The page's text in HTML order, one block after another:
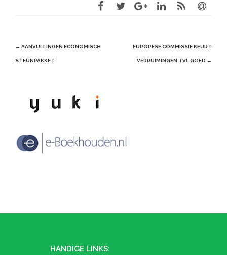
Post
navigation
← AANVULLINGEN ECONOMISCH
STEUNPAKKET
EUROPESE COMMISSIE KEURT
VERRUIMINGEN TVL GOED →
HANDIGE LINKS: